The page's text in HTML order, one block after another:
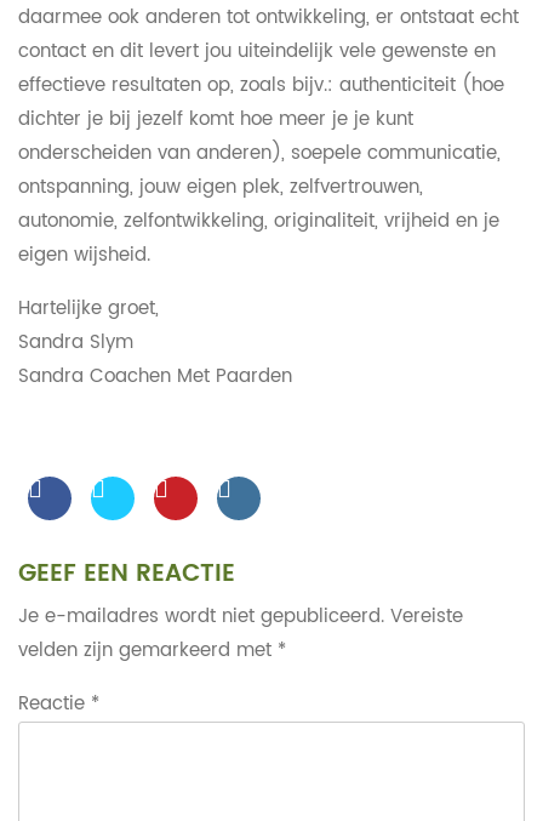
daarmee ook anderen tot ontwikkeling, er ontstaat echt
contact en dit levert jou uiteindelijk vele gewenste en
effectieve resultaten op, zoals bijv.: authenticiteit (hoe
dichter je bij jezelf komt hoe meer je je kunt
onderscheiden van anderen), soepele communicatie,
ontspanning, jouw eigen plek, zelfvertrouwen,
autonomie, zelfontwikkeling, originaliteit, vrijheid en je
eigen wijsheid.
Hartelijke groet,
Sandra Slym
Sandra Coachen Met Paarden
GEEF EEN REACTIE
Je e-mailadres wordt niet gepubliceerd. Vereiste
velden zijn gemarkeerd met *
Reactie *